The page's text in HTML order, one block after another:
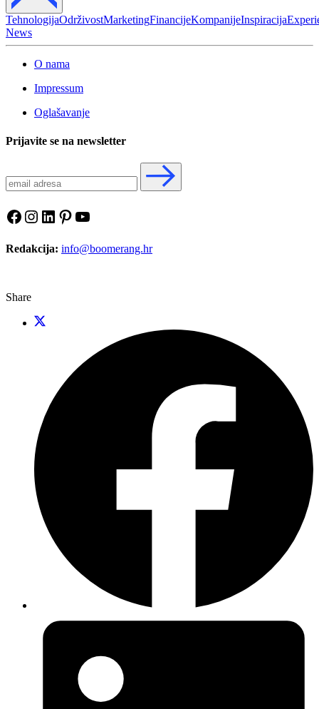
TehnologijaOdrživostMarketingFinancijeKompanijeInspiracija
News
O nama
Impressum
Oglašavanje
Prijavite se na newsletter
Facebook
Instagram
LinkedIn
Pinterest
YouTube
Redakcija: info@boomerang.hr
Share